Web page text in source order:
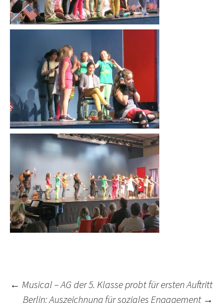
Post
← Musical – AG der 5. Klasse probt für ersten Auftritt
Berlin: Auszeichnung für soziales Engagement →